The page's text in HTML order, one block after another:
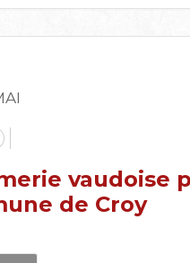
vaudoise
de Croy